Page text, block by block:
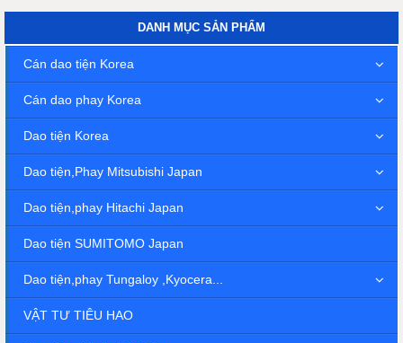
DANH MỤC SẢN PHẨM
Cán dao tiện Korea
Cán dao phay Korea
Dao tiện Korea
Dao tiện,Phay Mitsubishi Japan
Dao tiện,phay Hitachi Japan
Dao tiện SUMITOMO Japan
Dao tiện,phay Tungaloy ,Kyocera...
VẬT TƯ TIÊU HAO